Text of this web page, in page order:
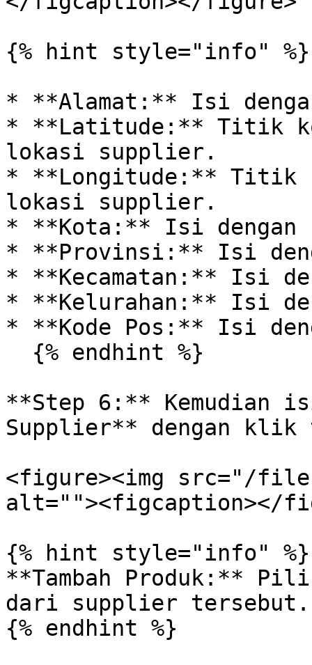
{% hint style="info" %}
* **Alamat:** Isi
* **Latitude:** Titik
lokasi supplier.
* **Longitude:** Titik
lokasi supplier.
* **Kota:** Isi dengan
* **Provinsi:** Isi
* **Kecamatan:** Isi
* **Kelurahan:** Isi
* **Kode Pos:** Isi
**Step 6:** Kemudian
Supplier** dengan klik
<figure><img src="/files/
alt=""><figcaption></
{% hint style="info" %}
**Tambah Produk:**
dari supplier tersebut.
{% endhint %}